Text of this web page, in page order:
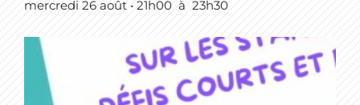
mercredi 26 août • 21h00 à 23h30